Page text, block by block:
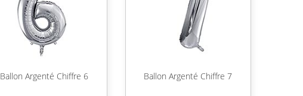
Ballon Argenté Chiffre 6 Ballon Argenté Chiffre 7